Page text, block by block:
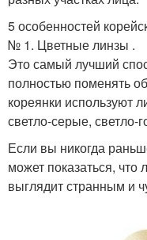
5 особенностей
№ 1. Цветные линзы .
Это самый лучший
полностью поменять
кореянки используют
светло-серые, светло-
Если вы никогда
может показаться, что
выглядит странным и